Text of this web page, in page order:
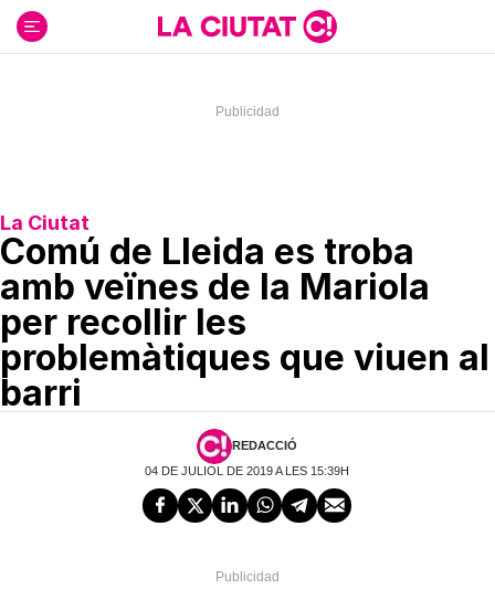
contenido
La Ciutat
Comú de Lleida es troba
amb veïnes de la Mariola
per recollir les
problemàtiques que viuen al
barri
REDACCIÓ
04 DE JULIOL DE 2019 A LES 15:39H